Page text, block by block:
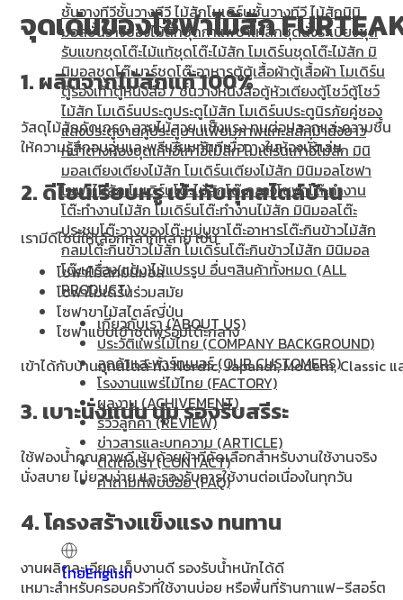
ชั้นวางทีวีชั้นวางทีวี ไม้สักโมเดิร์นชั้นวางทีวี ไม้สักมินิ
มอลชั้นวางของไม้สักชุดกาแฟขาเหล็กชุดนั่งระเบียงชุด
รับแขกชุดโต๊ะไม้แท้ชุดโต๊ะไม้สัก โมเดิร์นชุดโต๊ะไม้สัก มิ
นิมอลชุดโต๊ะบาร์ชุดโต๊ะอาหารตู้ตู้เสื้อผ้าตู้เสื้อผ้า โมเดิร์น
ตู้รองเท้าตู้หนังสือ / ชั้นวางหนังสือตู้หัวเตียงตู้โชว์ตู้โชว์
ไม้สัก โมเดิร์นประตูประตูไม้สัก โมเดิร์นประตูนิรภัยคู่ชอง
แสงประตูบานคู่ประตูบานเฟี้ยมภาพแกะสลักม้านั่งยาว
หน้าต่างห้องชุดเก้าอี้เก้าอี้ไม้สัก โมเดิร์นเก้าอี้ไม้สัก มินิ
มอลเตียงเตียงไม้สัก โมเดิร์นเตียงไม้สัก มินิมอลโซฟา
โซฟาไม้สัก โมเดิร์นโต๊ะไม้สักโต๊ะกลางโซฟาโต๊ะทำงาน
โต๊ะทํางานไม้สัก โมเดิร์นโต๊ะทำงานไม้สัก มินิมอลโต๊ะ
ประชุมโต๊ะวางของโต๊ะหมู่บูชาโต๊ะอาหารโต๊ะกินข้าวไม้สัก
กลมโต๊ะกินข้าวไม้สัก โมเดิร์นโต๊ะกินข้าวไม้สัก มินิมอล
โต๊ะเครื่อง(แป้ง)ไม้แปรรูป อื่นๆสินค้าทั้งหมด (ALL
PRODUCT)
เกี่ยวกับเรา (ABOUT US)
ประวัติแพร่ไม้ไทย (COMPANY BACKGROUND)
ลูกค้าและพาร์ทเนอร์ (OUR CUSTOMERS)
โรงงานแพร่ไม้ไทย (FACTORY)
ผลงาน (ACHIVEMENT)
รีวิวลูกค้า (REVIEW)
ข่าวสารและบทความ (ARTICLE)
ติดต่อเรา (CONTACT)
คำถามที่พบบ่อย (FAQ)
English
ไทย
จุดเด่นของโซฟาไม้สัก
1. ผลิตจากไม้สักแท้ 100%
วัสดุไม้สักคัดเกรด ลายไม้สวย แข็งแรง ทนต่อปลวกและความชื้น
ให้ความรู้สึกอบอุ่นและพรีเมียมทันทีเมื่อวางในห้องนั่งเล่น
2. ดีไซน์เรียบหรู เข้ากับทุกสไตล์บ้าน
เรามีดีไซน์ให้เลือกหลากหลาย เช่น
โซฟาไม้สักมินิมอล
โซฟาโมเดิร์นร่วมสมัย
โซฟาขาไม้สไตล์ญี่ปุ่น
โซฟาแบบเข้าชุดพร้อมโต๊ะกลาง
เข้าได้กับบ้านทุกสไตล์ ทั้ง Nordic, Japandi, Modern, Classic
3. เบาะนั่งแน่น นุ่ม รองรับสรีระ
ใช้ฟองน้ำคุณภาพดี หุ้มด้วยผ้าที่คัดเลือกสำหรับงานใช้งานจริง
นั่งสบาย ไม่ยวบง่าย และรองรับการใช้งานต่อเนื่องในทุกวัน
4. โครงสร้างแข็งแรง ทนทาน
งานผลิตละเอียด เก็บงานดี รองรับน้ำหนักได้ดี
เหมาะสำหรับครอบครัวที่ใช้งานบ่อย หรือพื้นที่ร้านกาแฟ–รีสอร์ต